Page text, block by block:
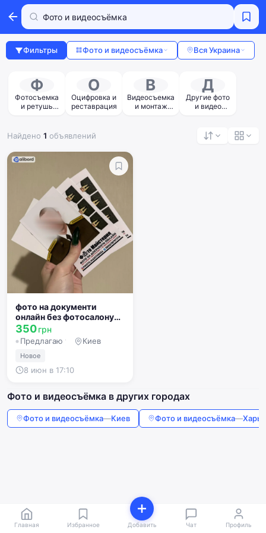
Фильтры Фото и видеосъёмка Вся Украина
Ф
Фотосъемка
и ретушь
О
Оцифровка и
реставрация
В
Видеосъемка
и монтаж
Д
Другие фото
и видео
Найдено 1 объявлений
фото на документи
онлайн без фотосалону
дистанційно
350грн
Предлагаю услугуКиев
Новое
8 июн в 17:10
Фото и видеосъёмка в других городах
Фото и видеосъёмка—Киев Фото и видеосъёмка—
Главная Избранное Добавить Чат Профиль